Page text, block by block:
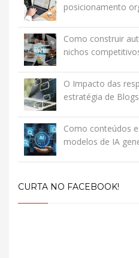
posicionamento
Como construir
nichos
O Impacto das
estratégia de Blogs
Como conteúdos
modelos de IA
CURTA NO FACEBOOK!